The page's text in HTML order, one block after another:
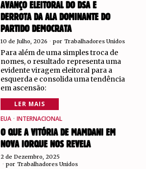
AVANÇO ELEITORAL DO DSA E
DERROTA DA ALA DOMINANTE DO
PARTIDO DEMOCRATA
10 de Julho, 2026 por Trabalhadores Unidos
Para além de uma simples troca de
nomes, o resultado representa uma
evidente viragem eleitoral para a
esquerda e consolida uma tendência
em ascensão:
LER MAIS
EUA · INTERNACIONAL
O QUE A VITÓRIA DE MAMDANI EM
NOVA IORQUE NOS REVELA
2 de Dezembro, 2025
por Trabalhadores Unidos